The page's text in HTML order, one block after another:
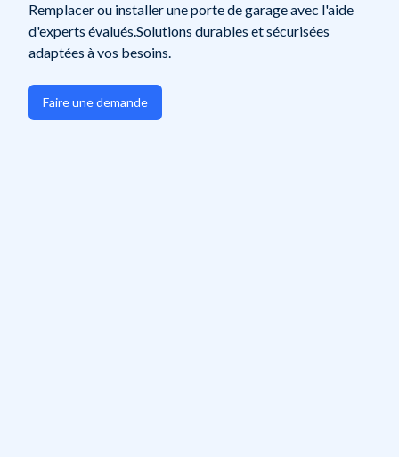
Remplacer ou installer une porte de garage avec l'aide
d'experts évalués.Solutions durables et sécurisées
adaptées à vos besoins.
Faire une demande